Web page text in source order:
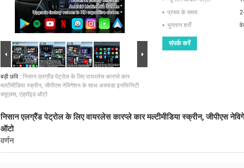
बड़ी छवि : निसान एलग्रैंड पेट्रोल के लिए वायरलेस कारप्ले कार
मल्टीमीडिया स्क्रीन, जीपीएस नेविगेशन के साथ अरमाडा इनफिनिटी
क्यूएक्स, एंड्रॉइड ऑटो
प्रसव के समय:
भुगतान शर्तें:
संपर्क करें
निसान एलग्रैंड पेट्रोल के लिए वायरलेस कारप्ले कार मल्टीमीडिया स्क्रीन, जीपीएस
ऑटो
वर्णन